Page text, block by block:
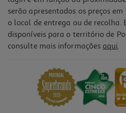
serão apresentados os preços
o local de entrega ou de recolha.
disponíveis para o território de
consulte mais informações aqui.